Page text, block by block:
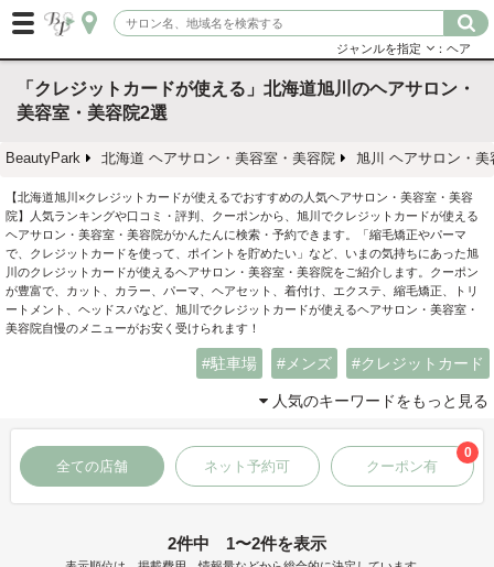
ジャンルを指定 ：ヘア
「クレジットカードが使える」北海道旭川のヘアサロン・
美容室・美容院2選
BeautyPark 北海道 ヘアサロン・美容室・美容院 旭川 ヘアサロン・美
【北海道旭川×クレジットカードが使えるでおすすめの人気ヘアサロン・美容室・美容
院】人気ランキングや口コミ・評判、クーポンから、旭川でクレジットカードが使える
ヘアサロン・美容室・美容院がかんたんに検索・予約できます。「縮毛矯正やパーマ
で、クレジットカードを使って、ポイントを貯めたい」など、いまの気持ちにあった旭
川のクレジットカードが使えるヘアサロン・美容室・美容院をご紹介します。クーポン
が豊富で、カット、カラー、パーマ、ヘアセット、着付け、エクステ、縮毛矯正、トリ
ートメント、ヘッドスパなど、旭川でクレジットカードが使えるヘアサロン・美容室・
美容院自慢のメニューがお安く受けられます！
駐車場 メンズ クレジットカード
人気のキーワードをもっと見る
全ての店舗 ネット予約可 クーポン有
0
2件中 1〜2件を表示